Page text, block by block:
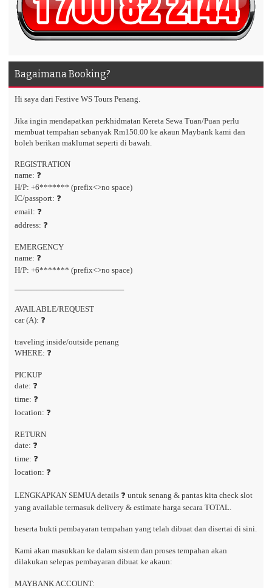
Bagaimana Booking?
Hi saya dari Festive WS Tours Penang.
Jika ingin mendapatkan perkhidmatan Kereta Sewa Tuan/Puan perlu
membuat tempahan sebanyak Rm150.00 ke akaun Maybank kami dan
boleh berikan maklumat seperti di bawah.
REGISTRATION
name: ❓
H/P: +6******* (prefix<>no space)
IC/passport: ❓
email: ❓
address: ❓
EMERGENCY
name: ❓
H/P: +6******* (prefix<>no space)
────────────────────
AVAILABLE/REQUEST
car (A): ❓
traveling inside/outside penang
WHERE: ❓
PICKUP
date: ❓
time: ❓
location: ❓
RETURN
date: ❓
time: ❓
location: ❓
LENGKAPKAN SEMUA details ❓ untuk senang & pantas kita check slot
yang available termasuk delivery & estimate harga secara TOTAL.
beserta bukti pembayaran tempahan yang telah dibuat dan disertai di sini.
Kami akan masukkan ke dalam sistem dan proses tempahan akan
dilakukan selepas pembayaran dibuat ke akaun:
MAYBANK ACCOUNT: